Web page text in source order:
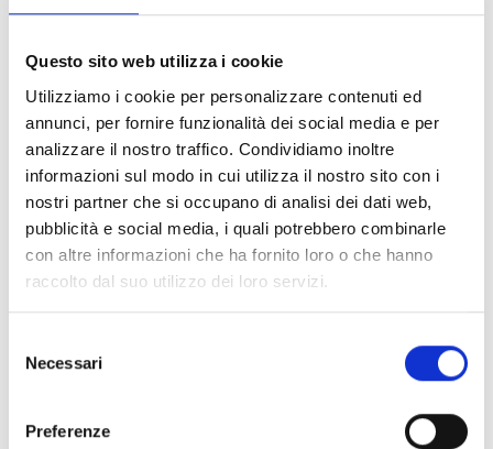
Questo sito web utilizza i cookie
Utilizziamo i cookie per personalizzare contenuti ed
annunci, per fornire funzionalità dei social media e per
analizzare il nostro traffico. Condividiamo inoltre
informazioni sul modo in cui utilizza il nostro sito con i
nostri partner che si occupano di analisi dei dati web,
pubblicità e social media, i quali potrebbero combinarle
con altre informazioni che ha fornito loro o che hanno
raccolto dal suo utilizzo dei loro servizi.
delNecessari
Preferenze
fascicolo aziendale anagrafico in gestione digitale
disporre di untitolo di conduzione regolare
(proprietà, affitto, comodato, ecc.) sulle superfici
oggetto di richiesta di sostegno, con titolo registrato
nel fascicolo aziendale;
gestiredirettamentele superfici su cui si chiedono gli
aiuti e garantire il rispetto degli impegni per l’intero
triennio.
Sono ammissibili esclusivamente le superfici dove le
infrastrutture ecologiche esistono già al momento
analogo. Le superfici non devono essere, alla
contemporaneamente assoggettate ad altri impegni
agro-climatico-ambientali o ecoschemi incompatibili.